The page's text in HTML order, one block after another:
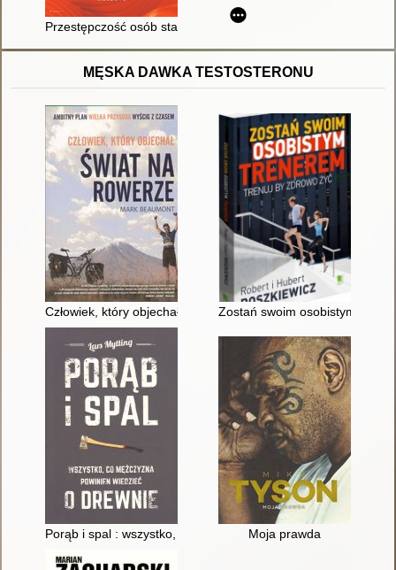
Przestępczość osób starszych z perspektywy kryminologii i
MĘSKA DAWKA TESTOSTERONU
Człowiek, który objechał świat na rowerzeZostań swoim osobistym
Porąb i spal : wszystko, co mężczyzna powinien wiedzieć o
Moja prawda